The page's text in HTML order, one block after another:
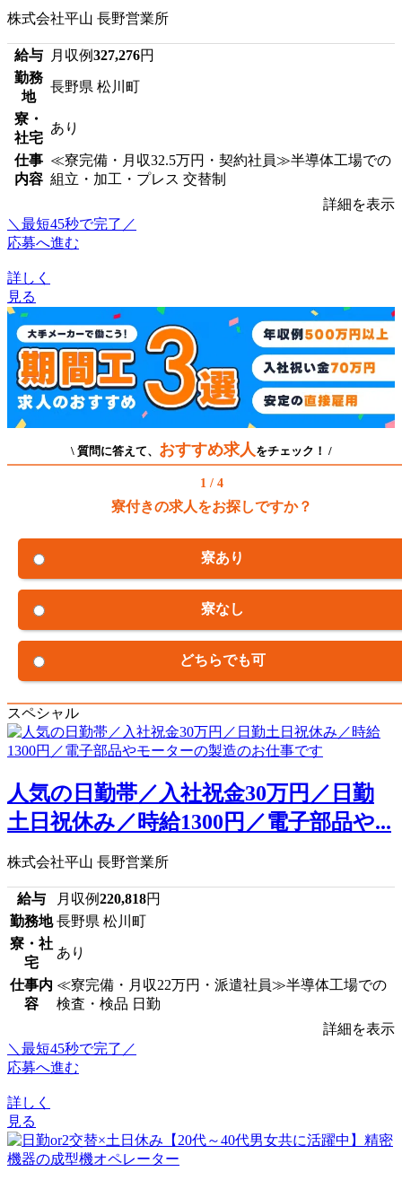
株式会社平山 長野営業所
給与 月収例327,276円
勤務
地
長野県 松川町
寮・
社宅
あり
仕事
内容
≪寮完備・月収32.5万円・契約社員≫半導体工場での
組立・加工・プレス 交替制
詳細を表示
＼最短45秒で完了／
応募へ進む
詳しく
見る
\ 質問に答えて、 おすすめ求人 をチェック！ /
1 / 4
寮付きの求人をお探しですか？
寮あり
寮なし
どちらでも可
スペシャル
人気の日勤帯／入社祝金30万円／日勤
土日祝休み／時給1300円／電子部品や...
株式会社平山 長野営業所
給与 月収例220,818円
勤務地 長野県 松川町
寮・社
宅
あり
仕事内
容
≪寮完備・月収22万円・派遣社員≫半導体工場での
検査・検品 日勤
詳細を表示
＼最短45秒で完了／
応募へ進む
詳しく
見る